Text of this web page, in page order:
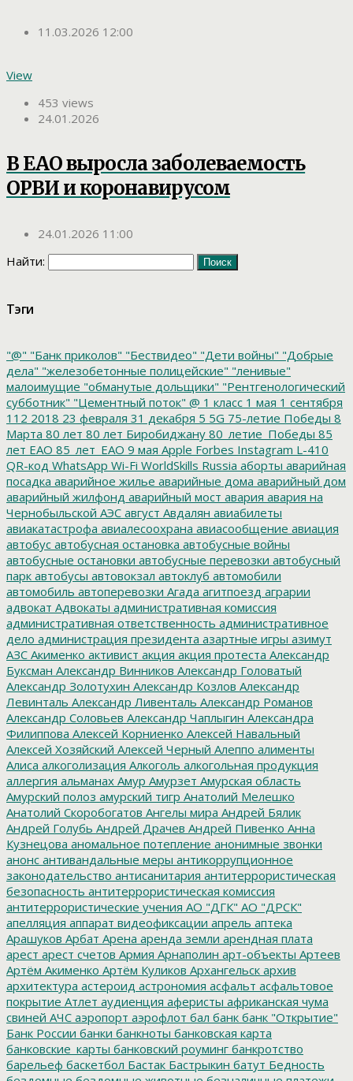
11.03.2026 12:00
View
453 views
24.01.2026
В ЕАО выросла заболеваемость
ОРВИ и коронавирусом
24.01.2026 11:00
Найти:
Тэги
"@" "Банк приколов" "Бествидео" "Дети войны" "Добрые
дела" "железобетонные полицейские" "ленивые"
малоимущие "обманутые дольщики" "Рентгенологический
субботник" "Цементный поток" @ 1 класс 1 мая 1 сентября
112 2018 23 февраля 31 декабря 5 5G 75-летие Победы 8
Марта 80 лет 80 лет Биробиджану 80_летие_Победы 85
лет ЕАО 85_лет_ЕАО 9 мая Apple Forbes Instagram L-410
QR-код WhatsApp Wi-Fi WorldSkills Russia аборты аварийная
посадка аварийное жилье аварийные дома аварийный дом
аварийный жилфонд аварийный мост авария авария на
Чернобыльской АЭС август Авдалян авиабилеты
авиакатастрофа авиалесоохрана авиасообщение авиация
автобус автобусная остановка автобусные войны
автобусные остановки автобусные перевозки автобусный
парк автобусы автовокзал автоклуб автомобили
автомобиль автоперевозки Агада агитпоезд аграрии
адвокат Адвокаты административная комиссия
административная ответственность административное
дело администрация президента азартные игры азимут
АЗС Акименко активист акция акция протеста Александр
Буксман Александр Винников Александр Головатый
Александр Золотухин Александр Козлов Александр
Левинталь Александр Ливенталь Александр Романов
Александр Соловьев Александр Чаплыгин Александра
Филиппова Алексей Корниенко Алексей Навальный
Алексей Хозяйский Алексей Черный Алеппо алименты
Алиса алкоголизация Алкоголь алкогольная продукция
аллергия альманах Амур Амурзет Амурская область
Амурский полоз амурский тигр Анатолий Мелешко
Анатолий Скоробогатов Ангелы мира Андрей Бялик
Андрей Голубь Андрей Драчев Андрей Пивенко Анна
Кузнецова аномальное потепление анонимные звонки
анонс антивандальные меры антикоррупционное
законодательство антисанитария антитеррористическая
безопасность антитеррористическая комиссия
антитеррористические учения АО "ДГК" АО "ДРСК"
апелляция аппарат видеофиксации апрель аптека
Арашуков Арбат Арена аренда земли арендная плата
арест арест счетов Армия Арнаполин арт-объекты Артеев
Артём Акименко Артём Куликов Архангельск архив
архитектура астероид астрономия асфальт асфальтовое
покрытие Атлет аудиенция аферисты африканская чума
свиней АЧС аэропорт аэрофлот бал банк банк "Открытие"
Банк России банки банкноты банковская карта
банковские_карты банковский роуминг банкротство
барельеф баскетбол Бастак Бастрыкин батут Бедность